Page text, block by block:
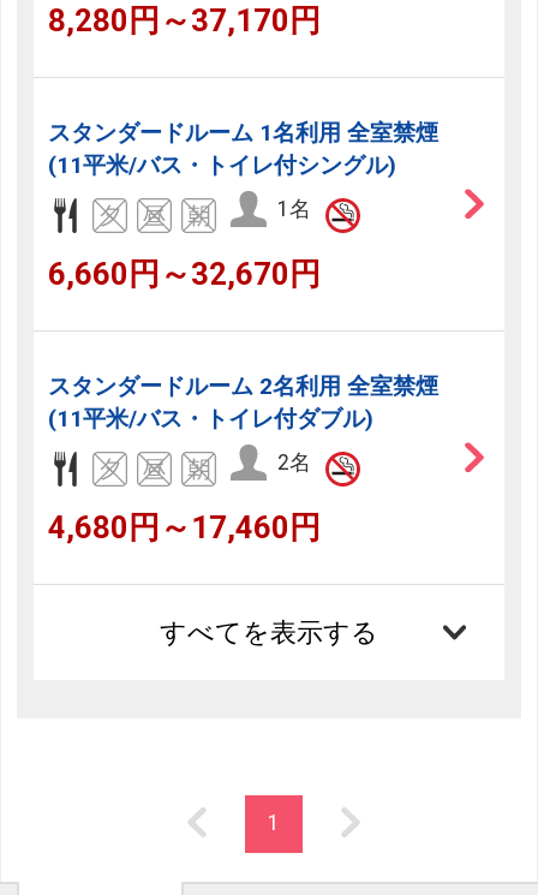
8,280円～37,170円
スタンダードルーム 1名利用 全室禁煙
(11平米/バス・トイレ付シングル)
1名
6,660円～32,670円
スタンダードルーム 2名利用 全室禁煙
(11平米/バス・トイレ付ダブル)
2名
4,680円～17,460円
すべてを表示する
1